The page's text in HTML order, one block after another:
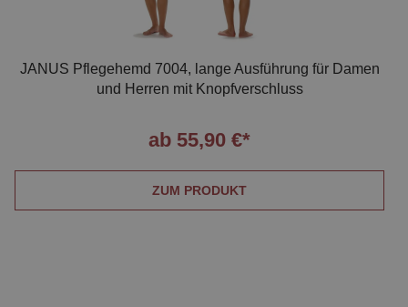
JANUS Pflegehemd 7004, lange Ausführung für Damen
und Herren mit Knopfverschluss
ab 55,90 €*
ZUM PRODUKT